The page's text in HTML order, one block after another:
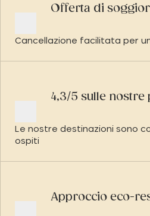
Offerta di
Cancellazione facilitata per
4,3/5 sulle nostre
Le nostre destinazioni sono
ospiti
Approccio eco-